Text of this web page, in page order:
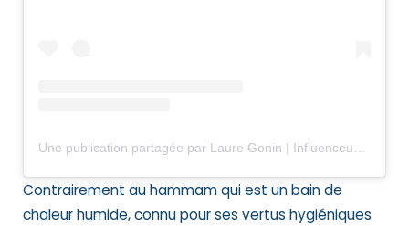
Une publication partagée par Laure Gonin | Influenceuse Lifestyle (@copinesdebonsplans.fr)
Contrairement au hammam qui est un bain de
chaleur humide, connu pour ses vertus hygiéniques